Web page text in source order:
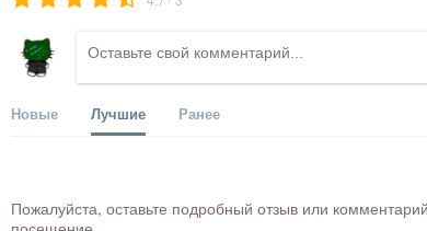
Новые Лучшие Ранее
Пожалуйста, оставьте подробный отзыв или